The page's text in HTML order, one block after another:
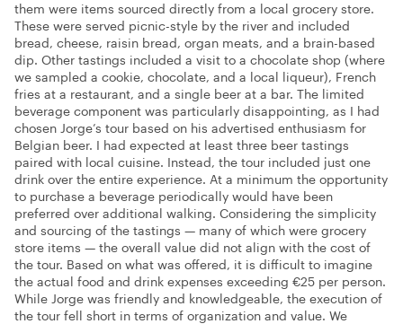
them were items sourced directly from a local grocery store.
These were served picnic-style by the river and included
bread, cheese, raisin bread, organ meats, and a brain-based
dip. Other tastings included a visit to a chocolate shop (where
we sampled a cookie, chocolate, and a local liqueur), French
fries at a restaurant, and a single beer at a bar. The limited
beverage component was particularly disappointing, as I had
chosen Jorge’s tour based on his advertised enthusiasm for
Belgian beer. I had expected at least three beer tastings
paired with local cuisine. Instead, the tour included just one
drink over the entire experience. At a minimum the opportunity
to purchase a beverage periodically would have been
preferred over additional walking. Considering the simplicity
and sourcing of the tastings — many of which were grocery
store items — the overall value did not align with the cost of
the tour. Based on what was offered, it is difficult to imagine
the actual food and drink expenses exceeding €25 per person.
While Jorge was friendly and knowledgeable, the execution of
the tour fell short in terms of organization and value. We